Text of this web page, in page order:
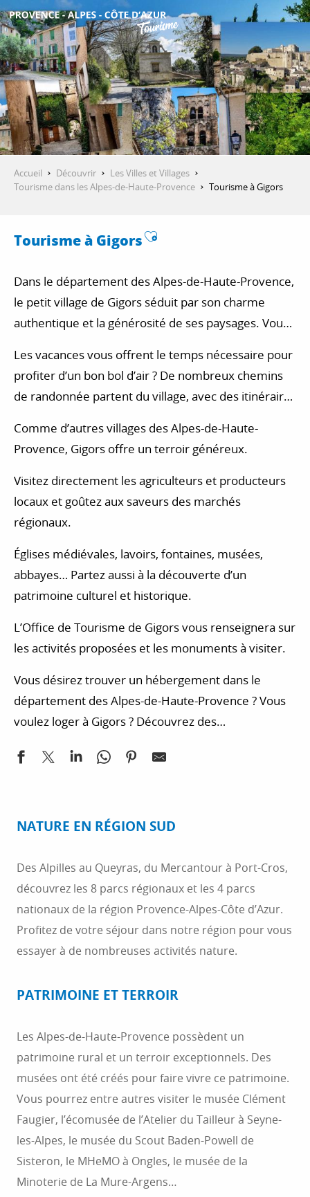
Aller
au
contenu
principal
DÉCOUVRIR
QUE FAIRE ?
SÉJOURNER
Accueil Découvrir
Les Villes et Villages
Tourisme dans les Alpes-de-Haute-Provence
Tourisme à Gigors
Tourisme à GigorsAjouter aux favoris
Dans le département des Alpes-de-Haute-Provence,
le petit village de Gigors séduit par son charme
authentique et la générosité de ses paysages. Vous
vous ressourcer et de vous reposer dans un
environnement calme ? Une excursion à Gigors vous
permettra de vous ressourcer en toute sérénité.
Les vacances vous offrent le temps nécessaire pour
profiter d’un bon bol d’air ? De nombreux chemins
de randonnée partent du village, avec des itinéraires
confirmés. Pendant votre séjour en Provence, vous
pourrez aussi expérimenter d’autres activités. Vous
pourriez par exemple apprécier la région pendant
une séance d’équitation, ou frissonner sur un
parcours d’accrobranche.
Comme d’autres villages des Alpes-de-Haute-
Provence, Gigors offre un terroir généreux.
Visitez directement les agriculteurs et producteurs
locaux et goûtez aux saveurs des marchés
régionaux.
Églises médiévales, lavoirs, fontaines, musées,
abbayes… Partez aussi à la découverte d’un
patrimoine culturel et historique.
L’Office de Tourisme de Gigors vous renseignera sur
les activités proposées et les monuments à visiter.
Vous désirez trouver un hébergement dans le
département des Alpes-de-Haute-Provence ? Vous
voulez loger à Gigors ? Découvrez des
NATURE EN RÉGION SUD
Des Alpilles au Queyras, du Mercantour à Port-Cros,
découvrez les 8 parcs régionaux et les 4 parcs
nationaux de la région Provence-Alpes-Côte d’Azur.
Profitez de votre séjour dans notre région pour vous
essayer à de nombreuses activités nature.
PATRIMOINE ET TERROIR
Les Alpes-de-Haute-Provence possèdent un
patrimoine rural et un terroir exceptionnels. Des
musées ont été créés pour faire vivre ce patrimoine.
Vous pourrez entre autres visiter le musée Clément
Faugier, l’écomusée de l’Atelier du Tailleur à Seyne-
les-Alpes, le musée du Scout Baden-Powell de
Sisteron, le MHeMO à Ongles, le musée de la
Minoterie de La Mure-Argens…